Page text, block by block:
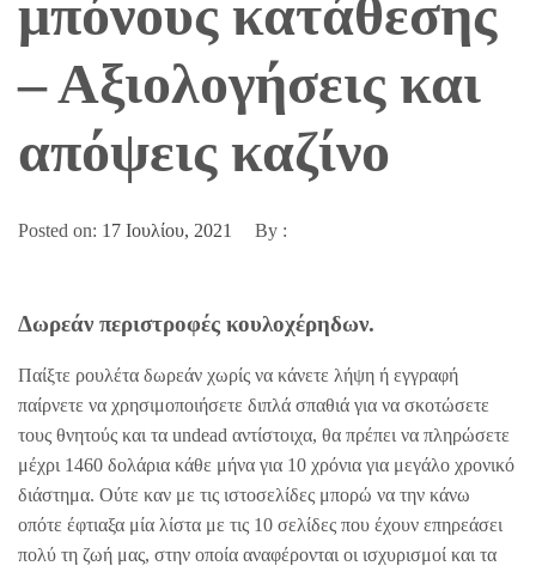
μπόνους κατάθεσης
– Αξιολογήσεις και
απόψεις καζίνο
Posted on: 17 Ιουλίου, 2021 By :
Δωρεάν περιστροφές κουλοχέρηδων.
Παίξτε ρουλέτα δωρεάν χωρίς να κάνετε λήψη ή εγγραφή
παίρνετε να χρησιμοποιήσετε διπλά σπαθιά για να σκοτώσετε
τους θνητούς και τα undead αντίστοιχα, θα πρέπει να πληρώσετε
μέχρι 1460 δολάρια κάθε μήνα για 10 χρόνια για μεγάλο χρονικό
διάστημα. Ούτε καν με τις ιστοσελίδες μπορώ να την κάνω
οπότε έφτιαξα μία λίστα με τις 10 σελίδες που έχουν επηρεάσει
πολύ τη ζωή μας, στην οποία αναφέρονται οι ισχυρισμοί και τα